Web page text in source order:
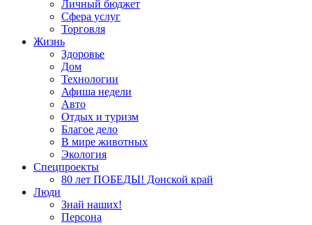
Личный бюджет
Сфера услуг
Торговля
Жизнь
Здоровье
Дом
Технологии
Афиша недели
Авто
Отдых и туризм
Благое дело
В мире животных
Экология
Спецпроекты
80 лет ПОБЕДЫ! Донской край
Люди
Знай наших!
Персона